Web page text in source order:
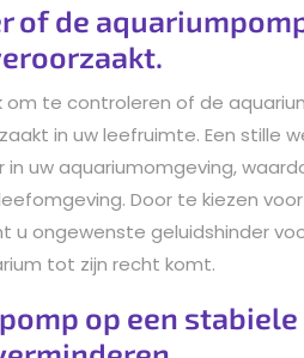
of de
om te controleren of de
in uw leefruimte. Een stille
uw aquariumomgeving,
Door te kiezen
u ongewenste geluidshinder
tot zijn recht komt.
op een